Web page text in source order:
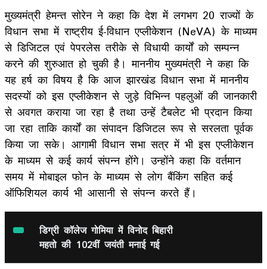
मुख्यमंत्री हेमन्त सोरेन ने कहा कि देश में लगभग 20 राज्यों के
विधान सभा में राष्ट्रीय ई-विधान एप्लीकेशन (NeVA) के माध्यम
से डिजिटल एवं पेपरलेस तरीके से विधायी कार्यों को सम्पन्न
करने की शुरुआत हो चुकी है। माननीय मुख्यमंत्री ने कहा कि
यह हर्ष का विषय है कि आज झारखंड विधान सभा में माननीय
सदस्यों को इस एप्लीकेशन से जुड़े विभिन्न पहलुओं की जानकारी
से अवगत कराया जा रहा है तथा उन्हें टैबलेट भी प्रदान किया
जा रहा ताकि कार्यों का संपादन डिजिटल रूप से सरलता पूर्वक
किया जा सके। आगामी विधान सभा सत्र में भी इस एप्लीकेशन
के माध्यम से कई कार्य संपन्न होंगे। उन्होंने कहा कि वर्तमान
समय में मोबाइल फोन के माध्यम से लोग बैंकिंग सहित कई
ऑफिशियल कार्य भी आसानी से संपन्न करते हैं।
डिग्री कॉलेज गोमिया में विनोद बिहारी
महतो की 102वीं जयंती मनाई गई